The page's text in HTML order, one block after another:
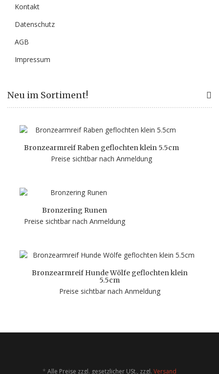
Kontakt
Datenschutz
AGB
Impressum
Neu im Sortiment!
Bronzearmreif Raben geflochten klein 5.5cm
Preise sichtbar nach Anmeldung
Bronzering Runen
Preise sichtbar nach Anmeldung
Bronzearmreif Hunde Wölfe geflochten klein
5.5cm
Preise sichtbar nach Anmeldung
* Alle Preise zzgl. gesetzlicher USt., zzgl. Versand